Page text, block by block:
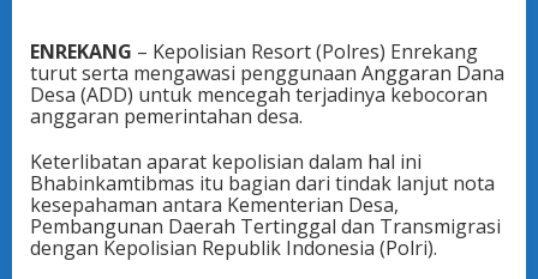
ENREKANG – Kepolisian Resort (Polres) Enrekang
turut serta mengawasi penggunaan Anggaran Dana
Desa (ADD) untuk mencegah terjadinya kebocoran
anggaran pemerintahan desa.
Keterlibatan aparat kepolisian dalam hal ini
Bhabinkamtibmas itu bagian dari tindak lanjut nota
kesepahaman antara Kementerian Desa,
Pembangunan Daerah Tertinggal dan Transmigrasi
dengan Kepolisian Republik Indonesia (Polri).